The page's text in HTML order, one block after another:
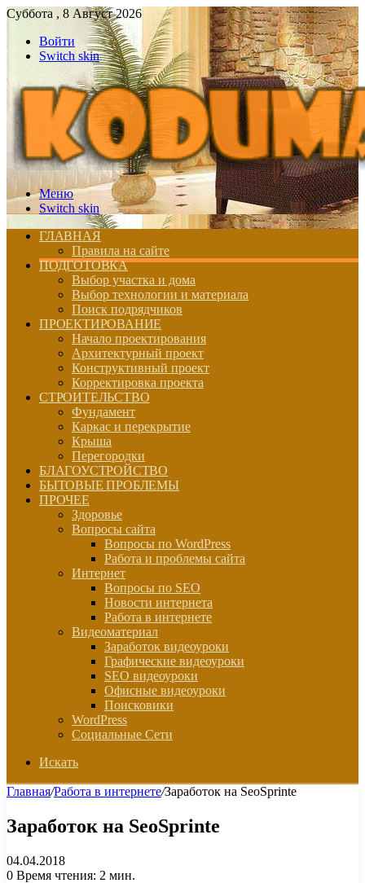
Суббота , 8 Август 2026
Войти
Switch skin
Меню
Switch skin
ГЛАВНАЯ
Правила на сайте
ПОДГОТОВКА
Выбор участка и дома
Выбор технологии и материала
Поиск подрядчиков
ПРОЕКТИРОВАНИЕ
Начало проектирования
Архитектурный проект
Конструктивный проект
Корректировка проекта
СТРОИТЕЛЬСТВО
Фундамент
Каркас и перекрытие
Крыша
Перегородки
БЛАГОУСТРОЙСТВО
БЫТОВЫЕ ПРОБЛЕМЫ
ПРОЧЕЕ
Здоровье
Вопросы сайта
Вопросы по WordPress
Работа и проблемы сайта
Интернет
Вопросы по SEO
Новости интернета
Работа в интернете
Видеоматериал
Заработок видеоуроки
Графические видеоуроки
SEO видеоуроки
Офисные видеоуроки
Поисковики
WordPress
Социальные Сети
Искать
Главная/Работа в интернете/Заработок на SeoSprinte
Заработок на SeoSprinte
04.04.2018
0 Время чтения: 2 мин.